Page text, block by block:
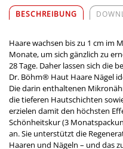
BESCHREIBUNG
Haare wachsen bis zu 1 cm im
Monate, um sich gänzlich zu
28 Tage. Daher lassen sich die
Dr. Böhm® Haut Haare Nägel
Die darin enthaltenen
die tieferen Hautschichten
erzielen damit den höchsten
Schönheitskur (3
an. Sie unterstützt die
Haaren und Nägeln – und das